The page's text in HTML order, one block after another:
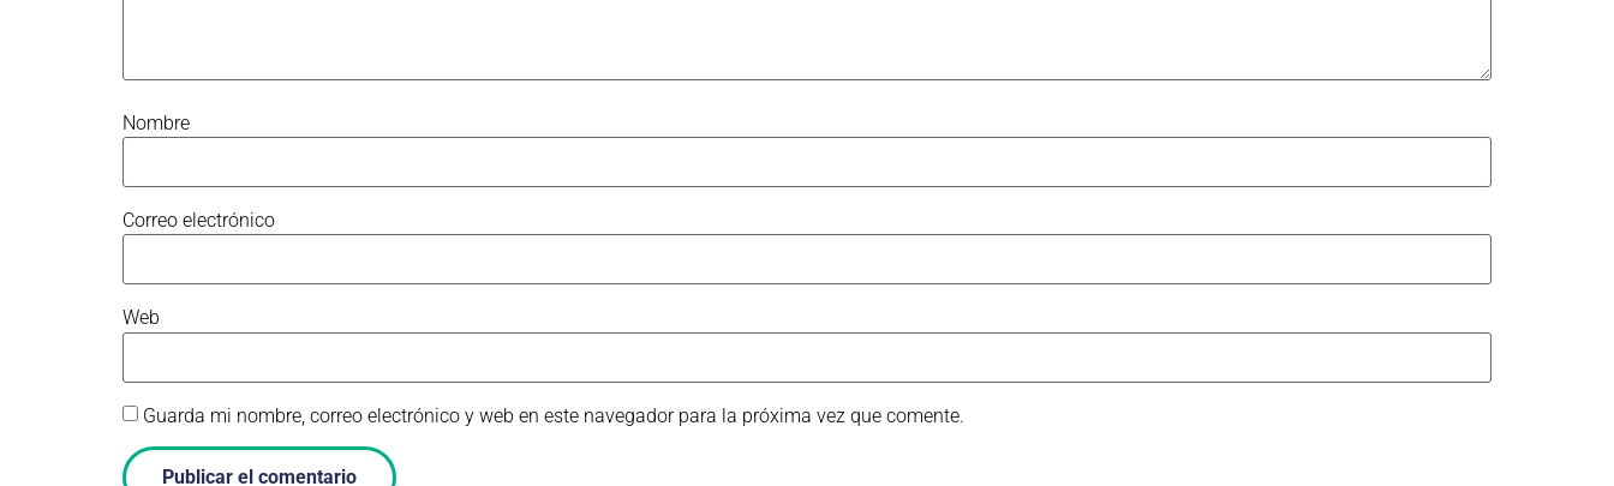
Nombre
Correo electrónico
Web
Guarda mi nombre, correo electrónico y web en este navegador para la próxima vez que comente.